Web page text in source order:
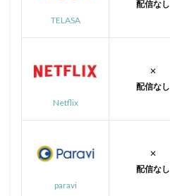
TELASA
配信なし
Netflix
✕
配信なし
paravi
✕
配信なし